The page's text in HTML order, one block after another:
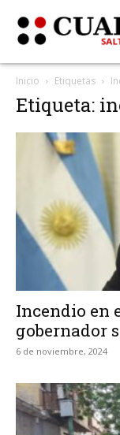
Inicio Etiquetas
Etiqueta:
Incendio en
gobernador
6 de noviembre, 2024